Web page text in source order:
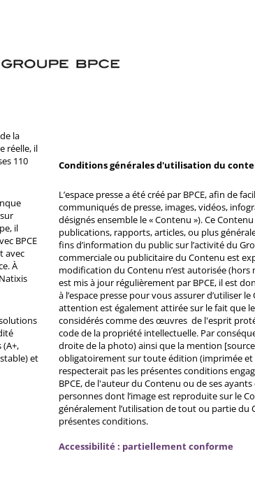
la
réelle, il
110
il
BPCE
avec
À
et
Conditions générales d'utilisation du
L’espace presse a été créé par BPCE, afin de
communiqués de presse, images, vidéos,
désignés ensemble le « Contenu »). Ce
publications, rapports, articles, ou plus
fins d’information du public sur l’activité du
commerciale ou publicitaire du Contenu est
modification du Contenu n’est autorisée
est mis à jour régulièrement par BPCE, il est
à l’espace presse pour vous assurer d’utiliser
attention est également attirée sur le fait que
considérés comme des œuvres de l'esprit
code de la propriété intellectuelle. Par
droite de la photo) ainsi que la mention
obligatoirement sur toute édition (imprimée
respecterait pas les présentes conditions
BPCE, de l'auteur du Contenu ou de ses
personnes dont l’image est reproduite sur le
généralement l’utilisation de tout ou partie du
présentes conditions.
Accessibilité : partiellement conforme